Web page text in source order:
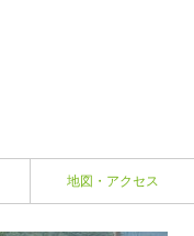
地図・アクセス